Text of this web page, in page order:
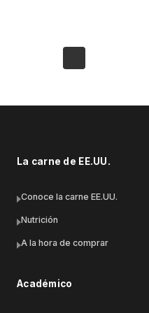
La carne de EE.UU.
Conoce la carne EE.UU.
Nutrición
A la hora de comprar
Académico